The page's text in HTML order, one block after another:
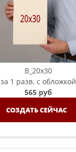
B_20х30
за 1 разв. с обложкой
565 руб
СОЗДАТЬ СЕЙЧАС